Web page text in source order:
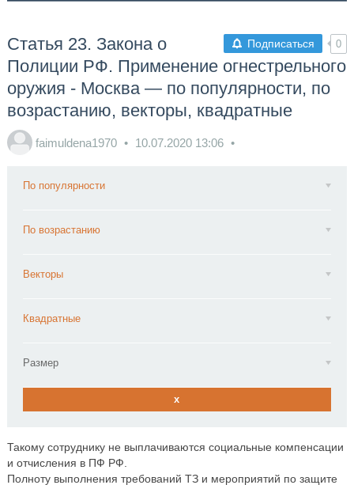
Подписаться 0
Статья 23. Закона о
Полиции РФ. Применение огнестрельного
оружия - Москва — по популярности, по
возрастанию, векторы, квадратные
faimuldena1970 10.07.2020 13:06
По популярности
По возрастанию
Векторы
Квадратные
Размер
x
Такому сотруднику не выплачиваются социальные компенсации
и отчисления в ПФ РФ.
Полноту выполнения требований ТЗ и мероприятий по защите